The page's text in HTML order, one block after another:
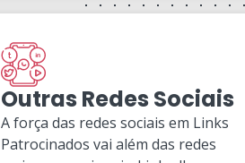
Outras Redes Sociais
A força das redes sociais em Links
Patrocinados vai além das redes